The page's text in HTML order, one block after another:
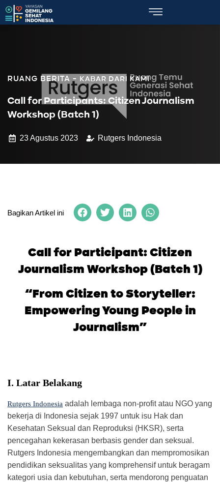
KABAR DARI KAMI
Call for Participants: Citizen Journalism
Workshop (Batch 1)
23 Agustus 2023 Rutgers Indonesia
Bagikan Artikel ini
Call for Participant: Citizen
Journalism Workshop (Batch 1)
“From Citizen to Storyteller:
Empowering Young People in
Journalism”
I. Latar Belakang
Rutgers Indonesia adalah lembaga non-profit atau NGO yang
bekerja di Indonesia sejak 1997 untuk isu Hak dan
Kesehatan Seksual dan Reproduksi (HKSR), serta
pencegahan kekerasan berbasis gender dan seksual.
Rutgers Indonesia mengembangkan dan mempromosikan
pendidikan seksualitas yang komprehensif untuk beragam
kategori usia dan kebutuhan, serta mendorong penguatan